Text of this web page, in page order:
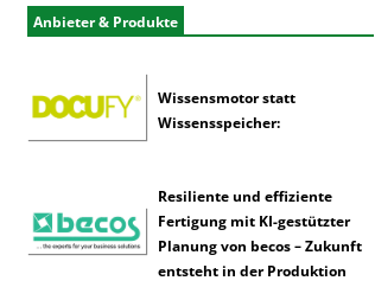
Anbieter & Produkte
Wissensmotor statt
Wissensspeicher:
Resiliente und effiziente
Fertigung mit KI-gestützter
Planung von becos – Zukunft
entsteht in der Produktion